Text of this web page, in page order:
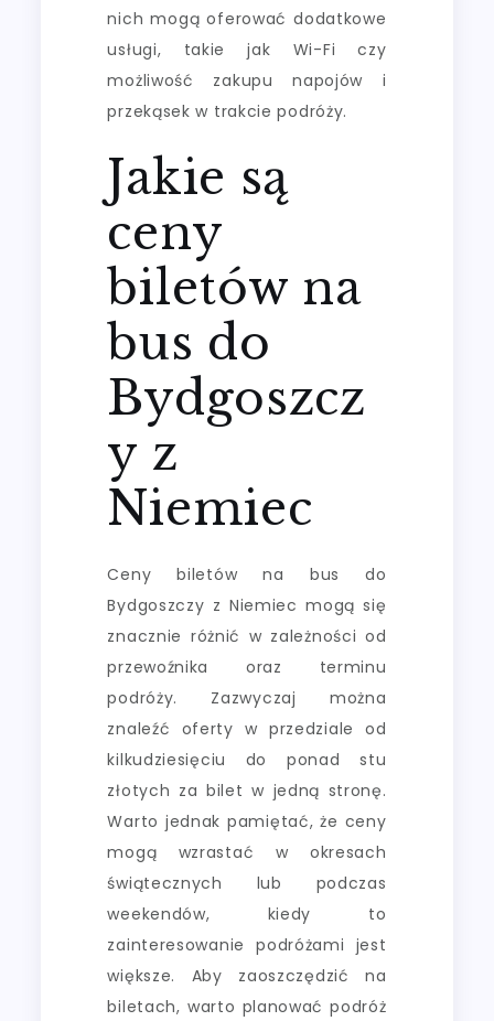
nich mogą oferować dodatkowe
usługi, takie jak Wi-Fi czy
możliwość zakupu napojów i
przekąsek w trakcie podróży.
Jakie są
ceny
biletów na
bus do
Bydgoszcz
y z
Niemiec
Ceny biletów na bus do
Bydgoszczy z Niemiec mogą się
znacznie różnić w zależności od
przewoźnika oraz terminu
podróży. Zazwyczaj można
znaleźć oferty w przedziale od
kilkudziesięciu do ponad stu
złotych za bilet w jedną stronę.
Warto jednak pamiętać, że ceny
mogą wzrastać w okresach
świątecznych lub podczas
weekendów, kiedy to
zainteresowanie podróżami jest
większe. Aby zaoszczędzić na
biletach, warto planować podróż